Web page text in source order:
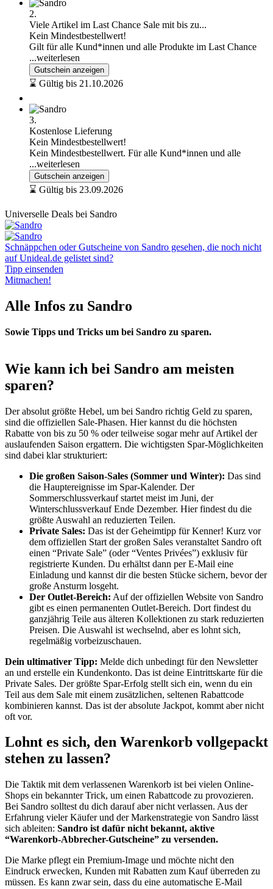
2.
Viele Artikel im Last Chance Sale mit bis zu...
Kein Mindestbestellwert!
Gilt für alle Kund*innen und alle Produkte im Last Chance
...weiterlesen
Gutschein anzeigen
⌛ Gültig bis 21.10.2026
3.
Kostenlose Lieferung
Kein Mindestbestellwert!
Kein Mindestbestellwert. Für alle Kund*innen und alle
...weiterlesen
Gutschein anzeigen
⌛ Gültig bis 23.09.2026
Universelle Deals bei Sandro
Schnäppchen oder Gutscheine von Sandro gesehen, die noch nicht
auf Unideal.de gelistet sind?
Tipp einsenden
Mitmachen!
Alle Infos zu Sandro
Sowie Tipps und Tricks um bei Sandro zu sparen.
Wie kann ich bei Sandro am meisten
sparen?
Der absolut größte Hebel, um bei Sandro richtig Geld zu sparen,
sind die offiziellen Sale-Phasen. Hier kannst du die höchsten
Rabatte von bis zu 50 % oder teilweise sogar mehr auf Artikel der
auslaufenden Saison ergattern. Die wichtigsten Spar-Möglichkeiten
sind dabei klar strukturiert:
Die großen Saison-Sales (Sommer und Winter): Das sind
die Hauptereignisse im Spar-Kalender. Der
Sommerschlussverkauf startet meist im Juni, der
Winterschlussverkauf Ende Dezember. Hier findest du die
größte Auswahl an reduzierten Teilen.
Private Sales: Das ist der Geheimtipp für Kenner! Kurz vor
dem offiziellen Start der großen Sales veranstaltet Sandro oft
einen “Private Sale” (oder “Ventes Privées”) exklusiv für
registrierte Kunden. Du erhältst dann per E-Mail eine
Einladung und kannst dir die besten Stücke sichern, bevor der
große Ansturm losgeht.
Der Outlet-Bereich: Auf der offiziellen Website von Sandro
gibt es einen permanenten Outlet-Bereich. Dort findest du
ganzjährig Teile aus älteren Kollektionen zu stark reduzierten
Preisen. Die Auswahl ist wechselnd, aber es lohnt sich,
regelmäßig vorbeizuschauen.
Dein ultimativer Tipp: Melde dich unbedingt für den Newsletter
an und erstelle ein Kundenkonto. Das ist deine Eintrittskarte für die
Private Sales. Der größte Spar-Erfolg stellt sich ein, wenn du ein
Teil aus dem Sale mit einem zusätzlichen, seltenen Rabattcode
kombinieren kannst. Das ist der absolute Jackpot, kommt aber nicht
oft vor.
Lohnt es sich, den Warenkorb vollgepackt
stehen zu lassen?
Die Taktik mit dem verlassenen Warenkorb ist bei vielen Online-
Shops ein bekannter Trick, um einen Rabattcode zu provozieren.
Bei Sandro solltest du dich darauf aber nicht verlassen. Aus der
Erfahrung vieler Käufer und der Markenstrategie von Sandro lässt
sich ableiten: Sandro ist dafür nicht bekannt, aktive
“Warenkorb-Abbrecher-Gutscheine” zu versenden.
Die Marke pflegt ein Premium-Image und möchte nicht den
Eindruck erwecken, Kunden mit Rabatten zum Kauf überreden zu
müssen. Es kann zwar sein, dass du eine automatische E-Mail